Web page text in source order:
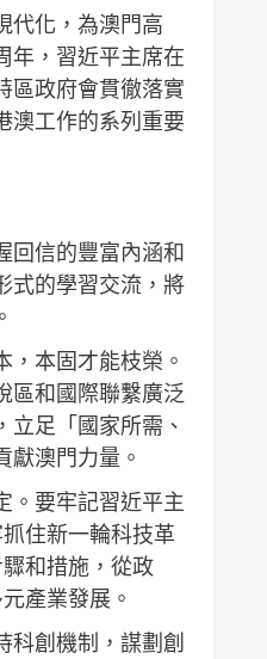
代化，為澳門高
年，習近平主席在
區政府會貫徹落實
澳工作的系列重要
回信的豐富內涵和
式的學習交流，將
本固才能枝榮。
區和國際聯繫廣泛
足「國家所需、
澳門力量。
。要牢記習近平主
住新一輪科技革
和措施，從政
產業發展。
科創機制，謀劃創